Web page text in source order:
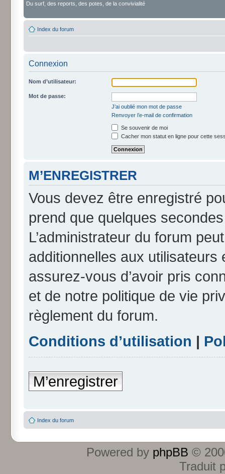
Du surf, des reports, des potes, de la convivialité
Index du forum
Connexion
Nom d’utilisateur:
Mot de passe:
J’ai oublié mon mot de passe
Renvoyer l’e-mail de confirmation
Se souvenir de moi
Cacher mon statut en ligne pour cette
M’ENREGISTRER
Vous devez être enregistré
prend que quelques
L’administrateur du forum
additionnelles aux
assurez-vous d’avoir pris
et de notre politique de vie
règlement du forum.
Conditions d’utilisation |
M’enregistrer
Index du forum
Powered by phpBB ©
Traduit